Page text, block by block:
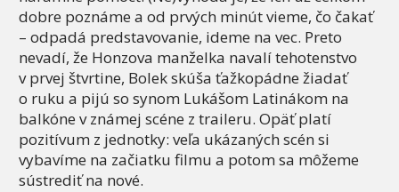
dobre poznáme a od prvých minút vieme, čo čakať
– odpadá predstavovanie, ideme na vec. Preto
nevadí, že Honzova manželka navalí tehotenstvo
v prvej štvrtine, Bolek skúša ťažkopádne žiadať
o ruku a pijú so synom Lukášom Latinákom na
balkóne v známej scéne z traileru. Opäť platí
pozitívum z jednotky: veľa ukázaných scén si
vybavíme na začiatku filmu a potom sa môžeme
sústrediť na nové.